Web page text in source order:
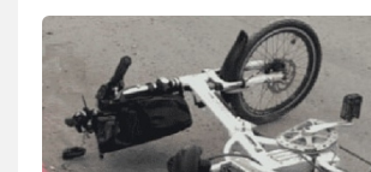
עו"ד פיני פישלר
פלילי תעבורה מח"ש אזרחי כלכלי
0505234000